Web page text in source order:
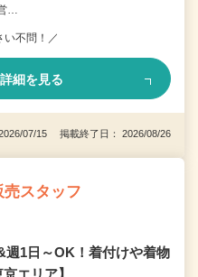
…
い不問！／
詳細を見る
07/15 掲載終了日： 2026/08/26
スタッフ
週1日～OK！着付けや着物